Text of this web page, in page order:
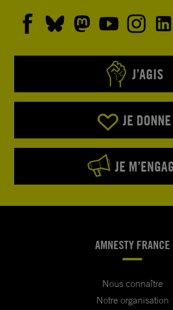
J’AGIS
JE DONNE
JE
AMNESTY FRANCE
Nous connaître
Notre organisation